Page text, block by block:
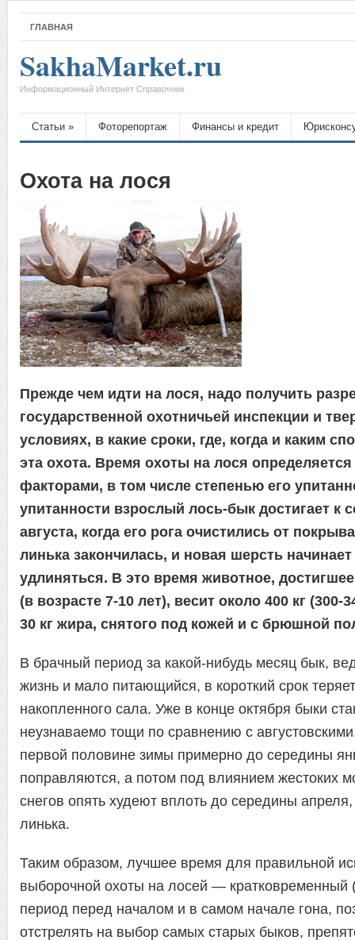
ГЛАВНАЯ
SakhaMarket.ru
Информационный Интернет Справочник
Статьи » Фоторепортаж Финансы и кредит
Охота на лося
Прежде чем идти на лося, надо получить
государственной охотничьей инспекции и
условиях, в какие сроки, где, когда и каким
эта охота. Время охоты на лося
факторами, в том числе степенью его
упитанности взрослый лось-бык достигает к
августа, когда его рога очистились от
линька закончилась, и новая шерсть начинает
удлиняться. В это время животное,
(в возрасте 7-10 лет), весит около 400 кг (300-
30 кг жира, снятого под кожей и с брюшной
В брачный период за какой-нибудь месяц бык,
жизнь и мало питающийся, в короткий срок
накопленного сала. Уже в конце октября быки
неузнаваемо тощи по сравнению с
первой половине зимы примерно до середины
поправляются, а потом под влиянием жестоких
снегов опять худеют вплоть до середины апреля,
линька.
Таким образом, лучшее время для правильной
выборочной охоты на лосей — кратковременный
период перед началом и в самом начале гона,
отстрелять на выбор самых старых быков,